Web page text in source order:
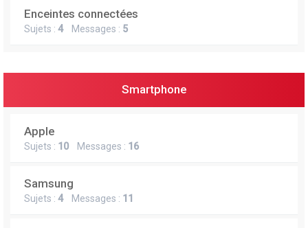
Enceintes connectées
Sujets : 4Messages : 5
Smartphone
Apple
Sujets : 10 Messages : 16
Samsung
Sujets : 4Messages : 11